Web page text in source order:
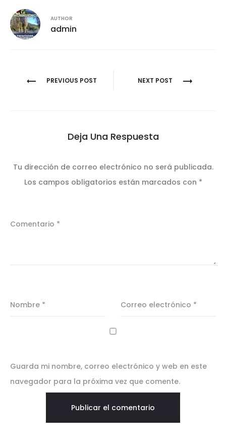
AUTHOR
admin
Navegación
PREVIOUS POST NEXT POST
Deja Una Respuesta
Tu dirección de correo electrónico no será publicada.
Los campos obligatorios están marcados con *
Comentario *
Nombre * Correo electrónico *
Guarda mi nombre, correo electrónico y web en este
navegador para la próxima vez que comente.